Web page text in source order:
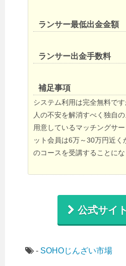
ランサー最低出金金額
ランサー出金手数料
補足事項
システム利用は完全無料で
人の不安を解消すべく独自
用意しているマッチングサ
ット会員は6万～30万円近く
のコースを受講することにな
公式サイ
- SOHOじんざい市場